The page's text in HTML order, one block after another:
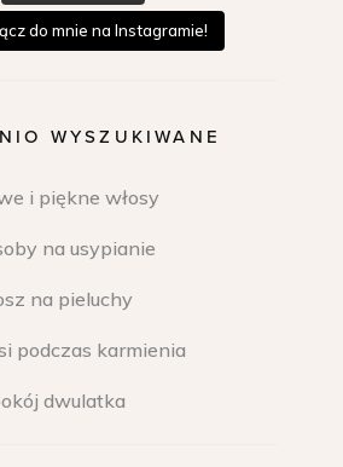
do mnie na Instagramie!
WYSZUKIWANE
i piękne włosy
na usypianie
na pieluchy
podczas karmienia
dwulatka